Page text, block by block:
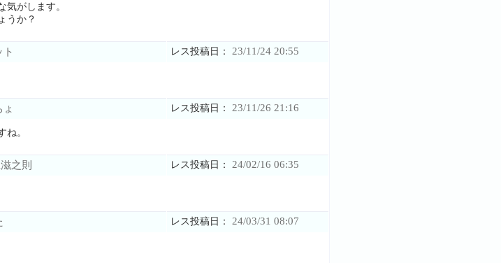
気がします。
うか？
レス投稿日： 23/11/24 20:55
レス投稿日： 23/11/26 21:16
ね。
之則 レス投稿日： 24/02/16 06:35
レス投稿日： 24/03/31 08:07